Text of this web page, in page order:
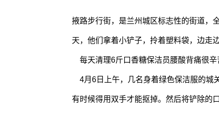
掖路步行街，是兰州城区标志性的街道，
天，他们拿着小铲子，拎着塑料袋，边走
每天清理6斤口香糖保洁员腰酸背痛很辛
4月6日上午，几名身着绿色保洁服的城
有时候得用双手才能抠掉。然后将铲除的